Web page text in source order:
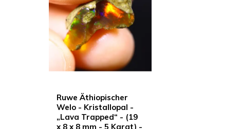
Ruwe Äthiopischer
Welo - Kristallopal -
„Lava Trapped“ - (19
x 8 x 8 mm - 5 Karat) -